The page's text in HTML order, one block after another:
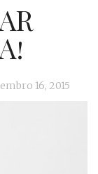
16, 2015